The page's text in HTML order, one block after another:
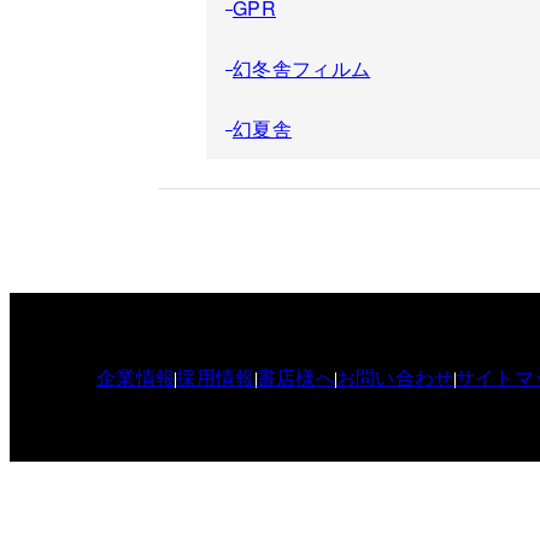
GPR
幻冬舎フィルム
幻夏舎
企業情報採用情報書店様へお問い合わせサイトマ